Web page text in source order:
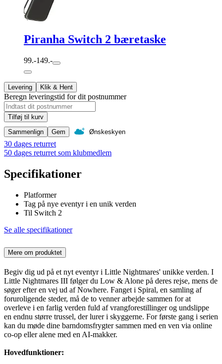
Piranha Switch 2 bæretaske
99.-149.-
Levering Klik & Hent
Beregn leveringstid for dit postnummer
Tilføj til kurv
Sammenlign
Gem Ønskeskyen
30 dages returret
50 dages returret som klubmedlem
Specifikationer
Platformer
Tag på nye eventyr i en unik verden
Til Switch 2
Se alle specifikationer
Mere om produktet
Begiv dig ud på et nyt eventyr i Little Nightmares' unikke verden. I
Little Nightmares III følger du Low & Alone på deres rejse, mens de
søger efter en vej ud af Nowhere. Fanget i Spiral, en samling af
foruroligende steder, må de to venner arbejde sammen for at
overleve i en farlig verden fuld af vrangforestillinger og undslippe
en endnu større trussel, der lurer i skyggerne. For første gang i serien
kan du møde dine barndomsfrygter sammen med en ven via online
co-op eller alene med en AI-makker.
Hovedfunktioner: